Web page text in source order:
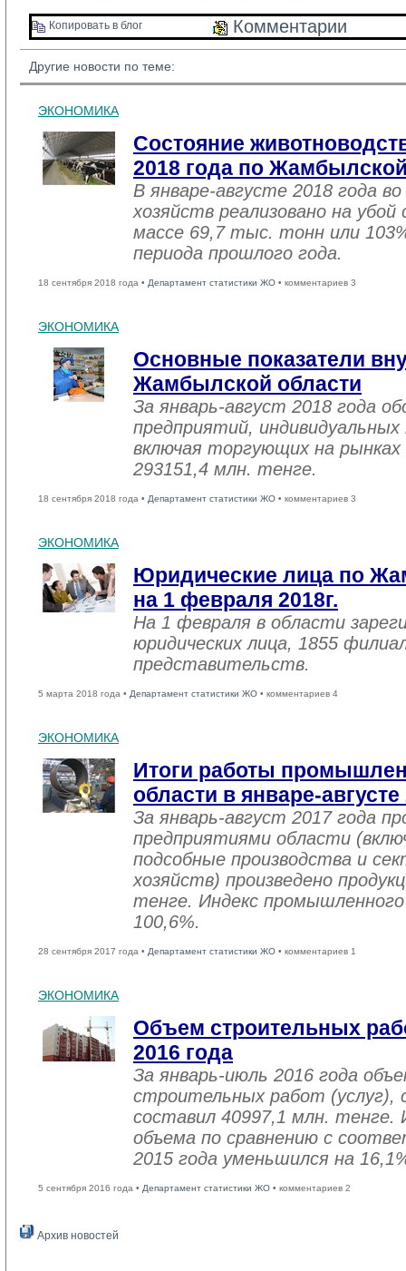
Копировать в блог Комментарии
Другие новости по теме:
ЭКОНОМИКА
Состояние
2018 года по
В январе-августе 2018 года
хозяйств реализовано на
массе 69,7 тыс. тонн или
периода прошлого года.
18 сентября 2018 года • Департамент статистики ЖО • комментариев 3
ЭКОНОМИКА
Основные показатели
Жамбылской области
За январь-август 2018 года
предприятий,
включая торгующих на рынках
293151,4 млн. тенге.
18 сентября 2018 года • Департамент статистики ЖО • комментариев 3
ЭКОНОМИКА
Юридические лица по
на 1 февраля 2018г.
На 1 февраля в области
юридических лица, 1855
представительств.
5 марта 2018 года • Департамент статистики ЖО • комментариев 4
ЭКОНОМИКА
Итоги работы
области в январе-августе
За январь-август 2017 года
предприятиями области
подсобные производства и
хозяйств) произведено
тенге. Индекс
100,6%.
28 сентября 2017 года • Департамент статистики ЖО • комментариев 1
ЭКОНОМИКА
Объем строительных
2016 года
За январь-июль 2016 года
строительных работ (услуг),
составил 40997,1 млн. тенге.
объема по сравнению с
2015 года уменьшился на
5 сентября 2016 года • Департамент статистики ЖО • комментариев 2
Архив новостей